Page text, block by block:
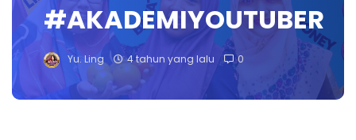
#AKADEMIYOUTUBER
Yu. Ling 4 tahun yang lalu 0